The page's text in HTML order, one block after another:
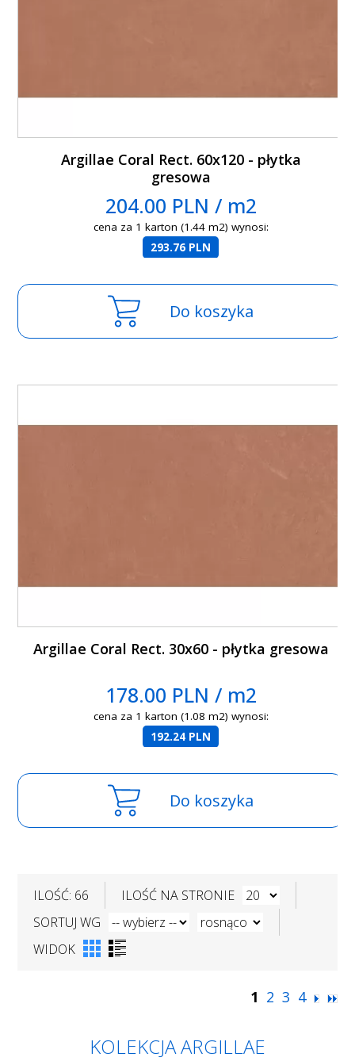
Argillae Coral Rect. 60x120 - płytka
gresowa
204.00 PLN / m2
cena za 1 karton (1.44 m2) wynosi:
293.76 PLN
Do koszyka
Argillae Coral Rect. 30x60 - płytka gresowa
178.00 PLN / m2
cena za 1 karton (1.08 m2) wynosi:
192.24 PLN
Do koszyka
ILOŚĆ: 66
ILOŚĆ NA STRONIE
SORTUJ WG
WIDOK
1 2 3 4
KOLEKCJA ARGILLAE